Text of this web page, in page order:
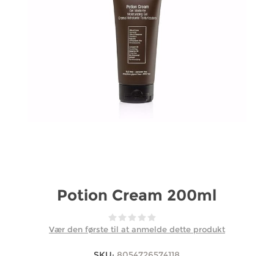
Potion Cream 200ml
Vær den første til at anmelde dette produkt